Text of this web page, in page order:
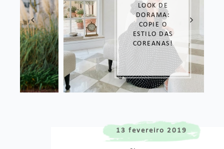
DORAMA:
COPIE O
ESTILO DAS
COREANAS!
13 fevereiro 2019